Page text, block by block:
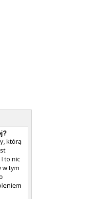
którą
to nic
w tym